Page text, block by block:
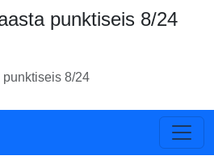
punktiseis 8/24
punktiseis 8/24